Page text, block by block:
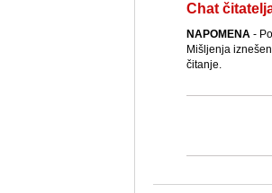
Chat
NAPOMENA-
Mišljenja
čitanje.